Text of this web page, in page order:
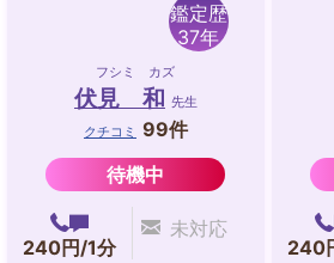
鑑定歴
37年
フシミ カズ
伏見 和 先生
クチコミ 99件
待機中
240円/1分
未対応
240